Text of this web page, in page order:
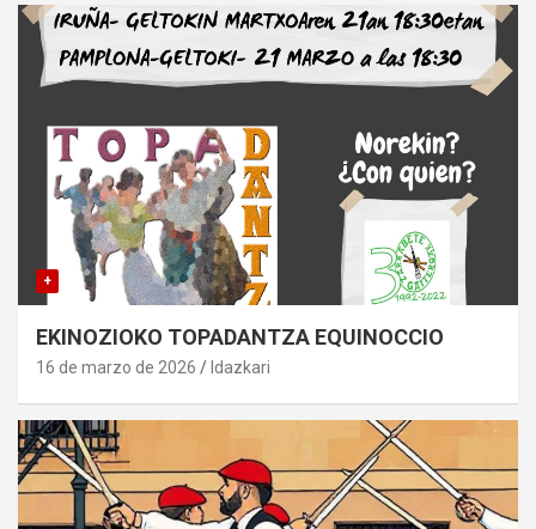
+
EKINOZIOKO TOPADANTZA EQUINOCCIO
16 de marzo de 2026 Idazkari